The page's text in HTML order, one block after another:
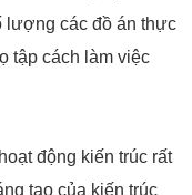
lượng các đồ án thực
tập cách làm việc
động kiến trúc rất
tạo của kiến trúc